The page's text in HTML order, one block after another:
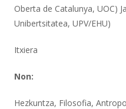
Oberta de Catalunya, UOC)
Unibertsitatea, UPV/EHU)
Itxiera
Non:
Hezkuntza, Filosofia,